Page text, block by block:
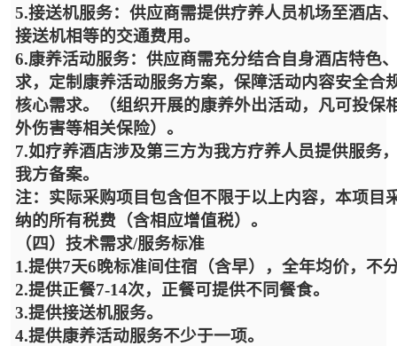
5.接送机服务：供应商需提供疗养人员机场至酒店
接送机相等的交通费用。
6.康养活动服务：供应商需充分结合自身酒店特色
求，定制康养活动服务方案，保障活动内容安全
核心需求。（组织开展的康养外出活动，凡可投
外伤害等相关保险）。
7.如疗养酒店涉及第三方为我方疗养人员提供服务
我方备案。
注：实际采购项目包含但不限于以上内容，本项
纳的所有税费（含相应增值税）。
（四）技术需求/服务标准
1.提供7天6晚标准间住宿（含早），全年均价，不
2.提供正餐7-14次，正餐可提供不同餐食。
3.提供接送机服务。
4.提供康养活动服务不少于一项。